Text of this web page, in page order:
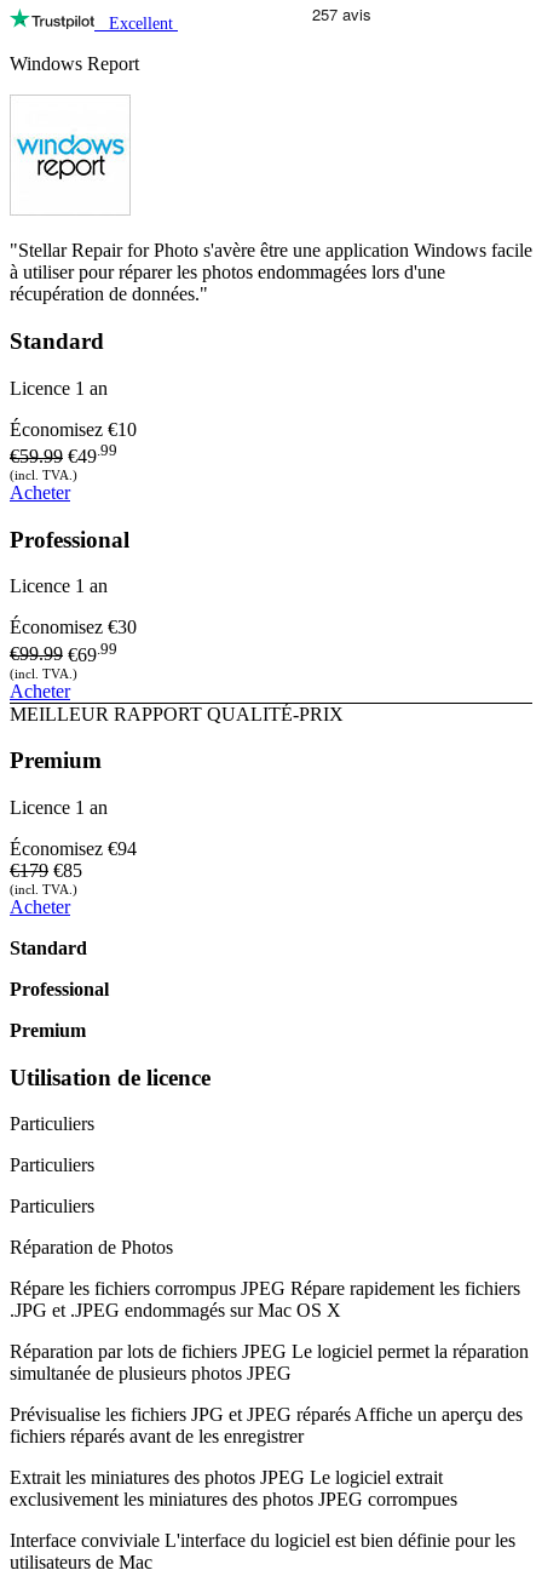
Excellent
Windows Report
"Stellar Repair for Photo s'avère être une application Windows facile
à utiliser pour réparer les photos endommagées lors d'une
récupération de données."
Standard
Licence 1 an
Économisez €10
€59.99 €49 .99
(incl. TVA.)
Acheter
Professional
Licence 1 an
Économisez €30
€99.99 €69 .99
(incl. TVA.)
Acheter
MEILLEUR RAPPORT QUALITÉ-PRIX
Premium
Licence 1 an
Économisez €94
€179 €85
(incl. TVA.)
Acheter
Standard
Professional
Premium
Utilisation de licence
Particuliers
Particuliers
Particuliers
Réparation de Photos
Répare les fichiers corrompus JPEG Répare rapidement les fichiers
.JPG et .JPEG endommagés sur Mac OS X
Réparation par lots de fichiers JPEG Le logiciel permet la réparation
simultanée de plusieurs photos JPEG
Prévisualise les fichiers JPG et JPEG réparésAffiche un aperçu des
fichiers réparés avant de les enregistrer
Extrait les miniatures des photos JPEG Le logiciel extrait
exclusivement les miniatures des photos JPEG corrompues
Interface conviviale L'interface du logiciel est bien définie pour les
utilisateurs de Mac